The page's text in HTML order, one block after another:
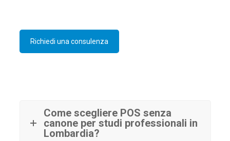
Richiedi una consulenza
Come scegliere POS senza
canone per studi professionali in
Lombardia?